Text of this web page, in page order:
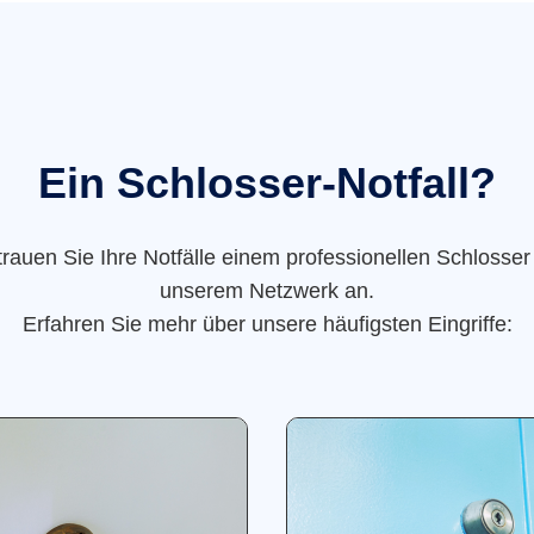
Ein Schlosser-Notfall?
Sie Ihre Notfälle einem professionellen
unserem Netzwerk an.
Erfahren Sie mehr über unsere häufigsten Eingriffe: